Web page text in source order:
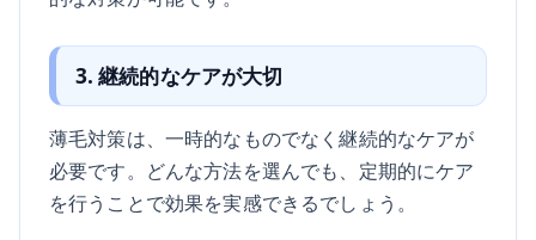
3. 継続的なケアが大切
薄毛対策は、一時的なものでなく継続的なケアが
必要です。どんな方法を選んでも、定期的にケア
を行うことで効果を実感できるでしょう。